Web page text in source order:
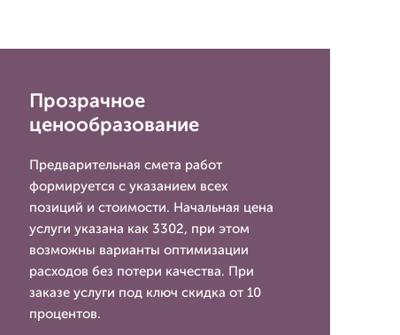
Прозрачное
ценообразование
Предварительная смета работ
формируется с указанием всех
позиций и стоимости. Начальная цена
услуги указана как 3302, при этом
возможны варианты оптимизации
расходов без потери качества. При
заказе услуги под ключ скидка от 10
процентов.